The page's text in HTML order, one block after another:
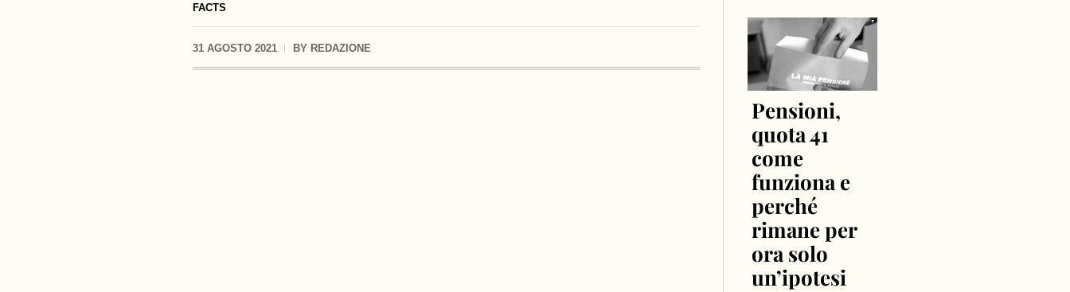
FACTS
31 AGOSTO 2021 BY REDAZIONE
Pensioni,
quota 41
come
funziona e
perché
rimane per
ora solo
un’ipotesi